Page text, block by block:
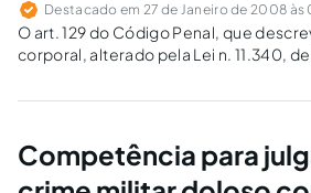
Destacado em 27 de Janeiro de 2008
O art. 129 do Código Penal, que
corporal, alterado pela Lei n. 11.340,
redação em seu § 9.º: "Se a…
Competência para